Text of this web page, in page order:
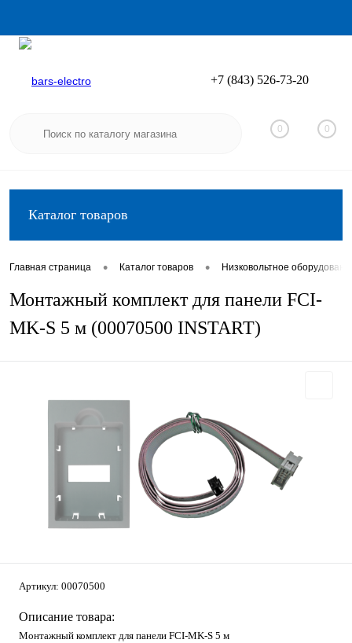
Вход
+7 (843) 526-73-20
0 0
Каталог товаров
Главная страница • Каталог товаров • Низковольтное
Монтажный комплект для панели FCI-
MK-S 5 м (00070500 INSTART)
Артикул: 00070500
Описание товара:
Монтажный комплект для панели FCI-MK-S 5 м